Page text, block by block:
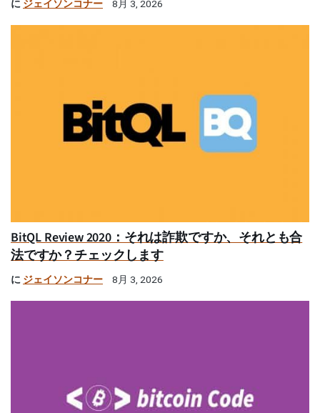
に ジェイソンコナー 8月 3, 2026
BitQL Review 2020：それは詐欺ですか、それとも合
法ですか？チェックします
に ジェイソンコナー 8月 3, 2026